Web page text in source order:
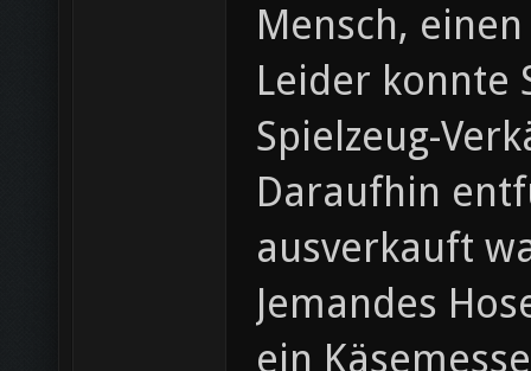
Mensch,
Leider konnte
Spielzeug-
Daraufhin
ausverkauft
Jemandes
ein